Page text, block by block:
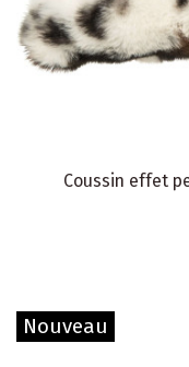
Coussin effet
Nouveau